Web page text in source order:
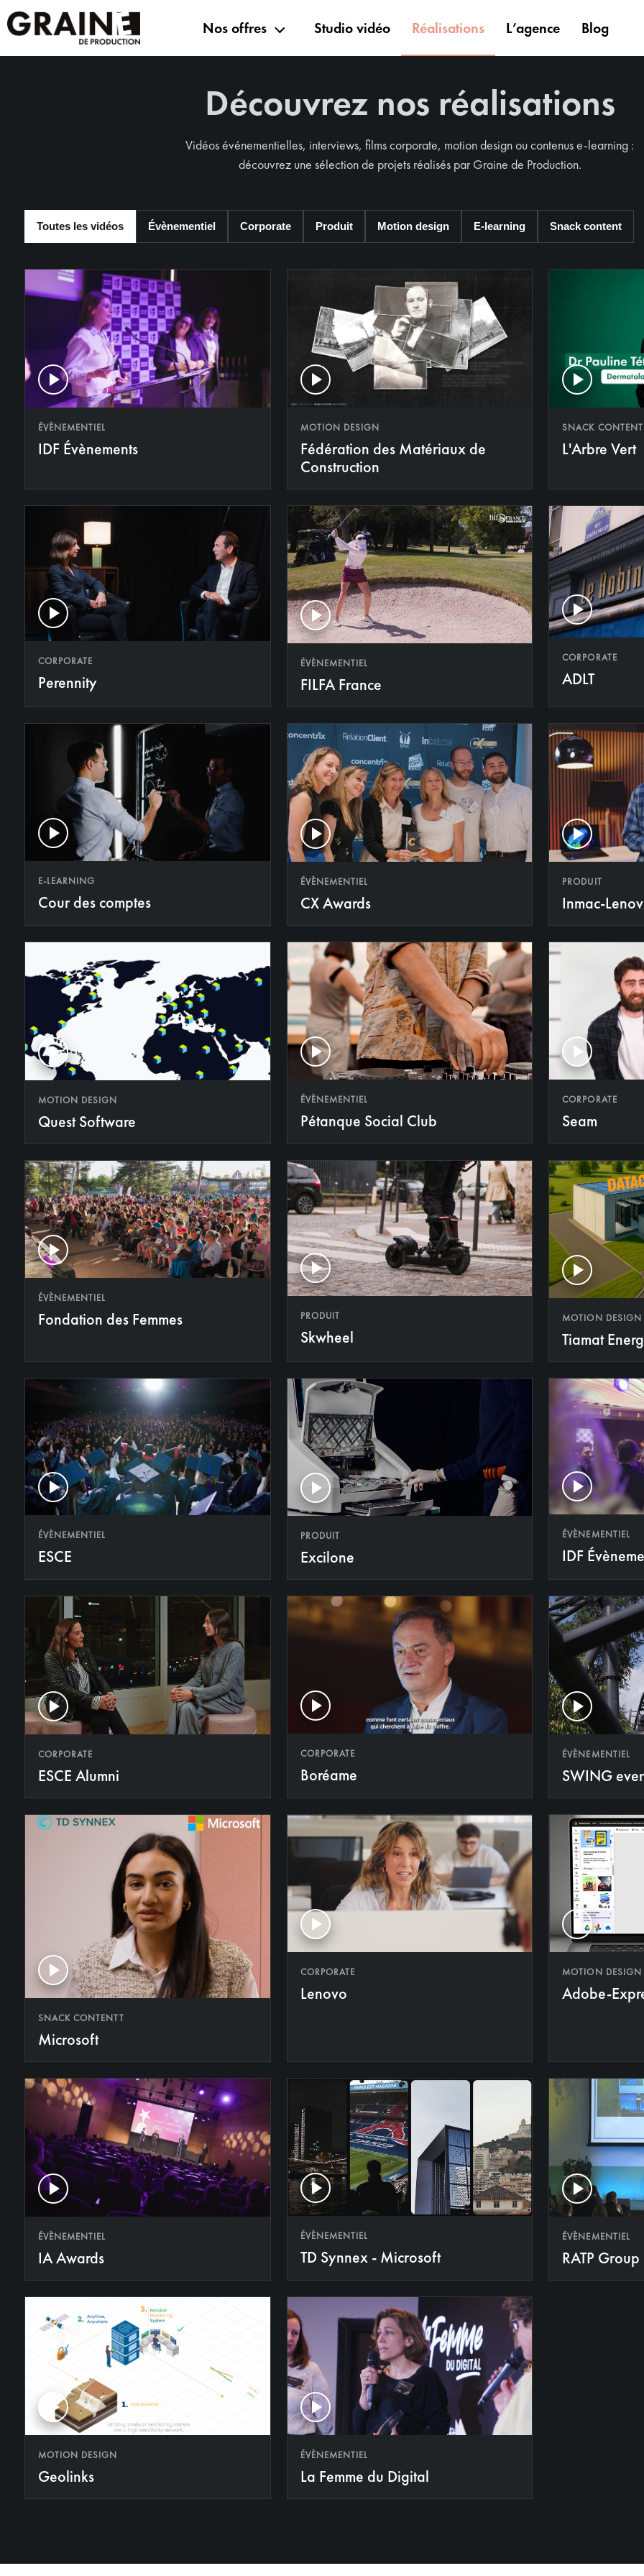
Nos offres Studio vidéo Réalisations L’agence Blog
Découvrez nos réalisations
Vidéos événementielles, interviews, films corporate, motion design ou contenus e-learning :
découvrez une sélection de projets réalisés par Graine de Production.
Toutes les vidéos Évènementiel Corporate Produit Motion design E-learning Snack content
ÉVÈNEMENTIEL
IDF Évènements
MOTION DESIGN
Fédération des Matériaux de
Construction
SNACK CONTENT
L'Arbre Vert
CORPORATE
Perennity
ÉVÈNEMENTIEL
FILFA France
CORPORATE
ADLT
E-LEARNING
Cour des comptes
ÉVÈNEMENTIEL
CX Awards
PRODUIT
Inmac-
MOTION DESIGN
Quest Software
ÉVÈNEMENTIEL
Pétanque Social Club
CORPORATE
Seam
ÉVÈNEMENTIEL
Fondation des Femmes PRODUIT
Skwheel
MOTION DESIGN
Tiamat
ÉVÈNEMENTIEL
ESCE
PRODUIT
Excilone
ÉVÈNEMENTIEL
IDF
CORPORATE
ESCE Alumni
CORPORATE
Boréame
ÉVÈNEMENTIEL
SWING
SNACK CONTENTT
Microsoft
CORPORATE
Lenovo
MOTION DESIGN
Adobe-
ÉVÈNEMENTIEL
IA Awards
ÉVÈNEMENTIEL
TD Synnex - Microsoft
ÉVÈNEMENTIEL
RATP Group
MOTION DESIGN
Geolinks
ÉVÈNEMENTIEL
La Femme du Digital